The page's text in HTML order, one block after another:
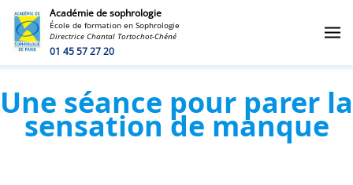
Académie de sophrologie
École de formation en Sophrologie
Directrice Chantal Tortochot-Chéné
01 45 57 27 20
Une séance pour parer la
sensation de manque